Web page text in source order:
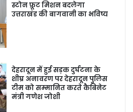
स्टोन फ्रूट मिशन बदलेगा
उत्तराखंड की बागवानी का भविष्य
देहरादून में हुई सड़क दुर्घटना के
शीघ्र अनावरण पर देहरादून पुलिस
टीम को सम्मानित करते कैबिनेट
मंत्री गणेश जोशी